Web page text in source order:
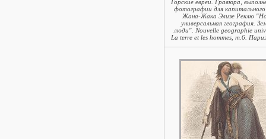
Горские евреи. Гравюра,
фотографии для
Жана-Жака Элизе Реклю
универсальная география.
люди". Nouvelle geographie
La terre et les hommes, т.6.